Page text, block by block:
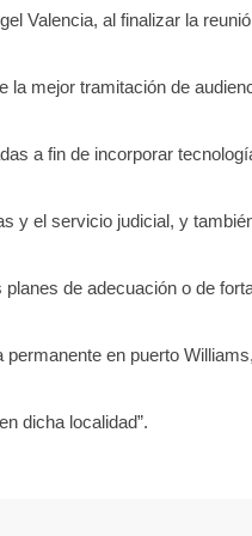
Valencia, al finalizar la
la mejor tramitación de
a fin de incorporar
y el servicio judicial, y
de adecuación o de
en puerto
dicha localidad”.